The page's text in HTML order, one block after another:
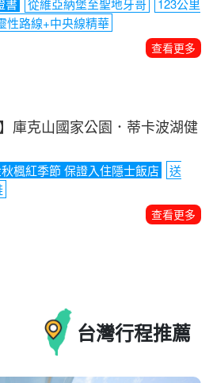
度鮭魚返鄉洄游．洛磯山脈健
1晚)
洛磯山脈國家公